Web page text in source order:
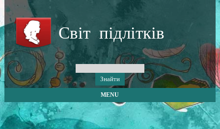
Світ підлітків
MENU